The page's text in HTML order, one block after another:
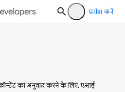
प्रवेश करें
का अनुवाद करने के लिए, एआई